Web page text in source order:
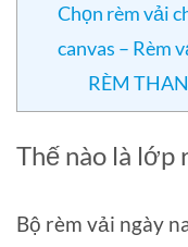
Chọn rèm vải
canvas – Rèm
RÈM
Thế nào là lớp
Bộ rèm vải ngày